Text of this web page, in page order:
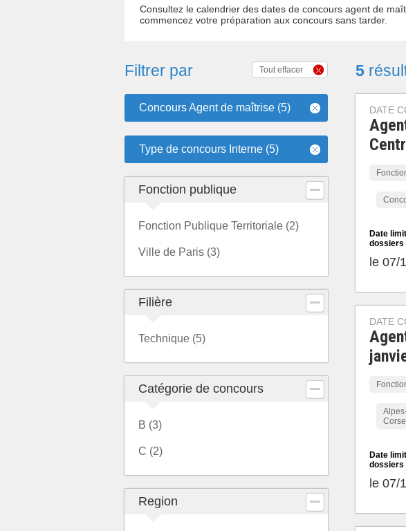
Consultez le calendrier des dates de concours agent de
commencez votre préparation aux concours sans tarder.
Filtrer par Tout effacer
Concours Agent de maîtrise (5)
Type de concours Interne (5)
Fonction publique
Fonction Publique Territoriale (2)
Ville de Paris (3)
Filière
Technique (5)
Catégorie de concours
B (3)
C (2)
Region
5
DATE
Date
dossiers
le 07/
DATE
Date
dossiers
le 07/